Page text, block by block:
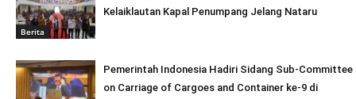
Berita
Kelaiklautan Kapal Penumpang Jelang Nataru
Pemerintah Indonesia Hadiri Sidang Sub-Committee
on Carriage of Cargoes and Container ke-9 di